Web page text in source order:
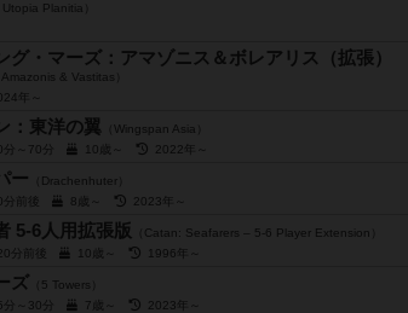
Planitia）
グ・マーズ：アマゾニス＆ボレアリス（拡張）
& Vastitas）
年～
：東洋の翼 （Wingspan Asia）
分～70分 10歳～ 2022年～
ー （Drachenhuter）
分前後 8歳～ 2023年～
5-6人用拡張版 （Catan: Seafarers – 5-6 Player Extension）
分前後 10歳～ 1996年～
ズ （5 Towers）
分～30分 7歳～ 2023年～